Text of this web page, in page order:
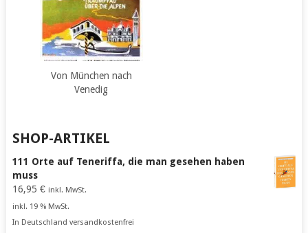
Von München nach
Venedig
SHOP-ARTIKEL
111 Orte auf Teneriffa, die man gesehen haben
muss
16,95 € inkl. MwSt.
inkl. 19 % MwSt.
In Deutschland versandkostenfrei